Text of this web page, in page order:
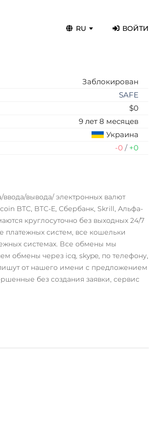
RU ВОЙТИ
Заблокирован
SAFE
$0
9 лет 8 месяцев
Украина
-0 / +0
ввода/вывода/ электронных валют
BTC, BTC-E, Сбербанк, Skrill, Альфа-
круглосуточно без выходных 24/7
систем, все кошельки
системах. Все обмены мы
обмены через icq, skype, по телефону,
от нашего имени с предложением
без создания заявки, сервис